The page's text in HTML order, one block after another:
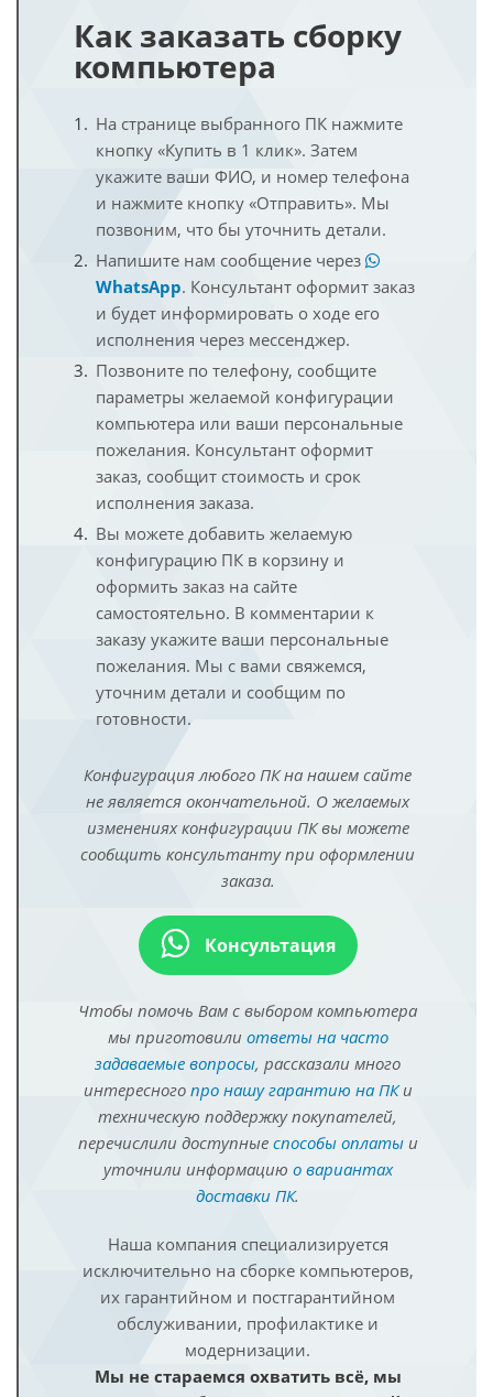
Как заказать сборку
компьютера
На странице выбранного ПК нажмите
кнопку «Купить в 1 клик». Затем
укажите ваши ФИО, и номер телефона
и нажмите кнопку «Отправить». Мы
позвоним, что бы уточнить детали.
Напишите нам сообщение через
WhatsApp. Консультант оформит заказ
и будет информировать о ходе его
исполнения через мессенджер.
Позвоните по телефону, сообщите
параметры желаемой конфигурации
компьютера или ваши персональные
пожелания. Консультант оформит
заказ, сообщит стоимость и срок
исполнения заказа.
Вы можете добавить желаемую
конфигурацию ПК в корзину и
оформить заказ на сайте
самостоятельно. В комментарии к
заказу укажите ваши персональные
пожелания. Мы с вами свяжемся,
уточним детали и сообщим по
готовности.
Конфигурация любого ПК на нашем сайте
не является окончательной. О желаемых
изменениях конфигурации ПК вы можете
сообщить консультанту при оформлении
заказа.
Консультация
Чтобы помочь Вам с выбором компьютера
мы приготовили ответы на часто
задаваемые вопросы, рассказали много
интересного про нашу гарантию на ПКи
техническую поддержку покупателей,
перечислили доступные способы оплатыи
уточнили информацию о вариантах
доставки ПК.
Наша компания специализируется
исключительно на сборке компьютеров,
их гарантийном и постгарантийном
обслуживании, профилактике и
модернизации.
Мы не стараемся охватить всё, мы